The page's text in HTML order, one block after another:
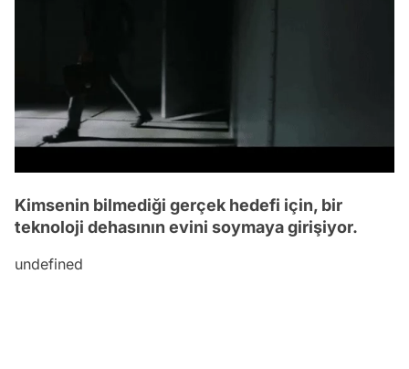
Kimsenin bilmediği gerçek hedefi için, bir
teknoloji dehasının evini soymaya girişiyor.
undefined